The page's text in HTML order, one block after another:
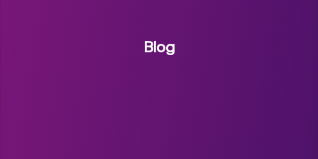
Blog